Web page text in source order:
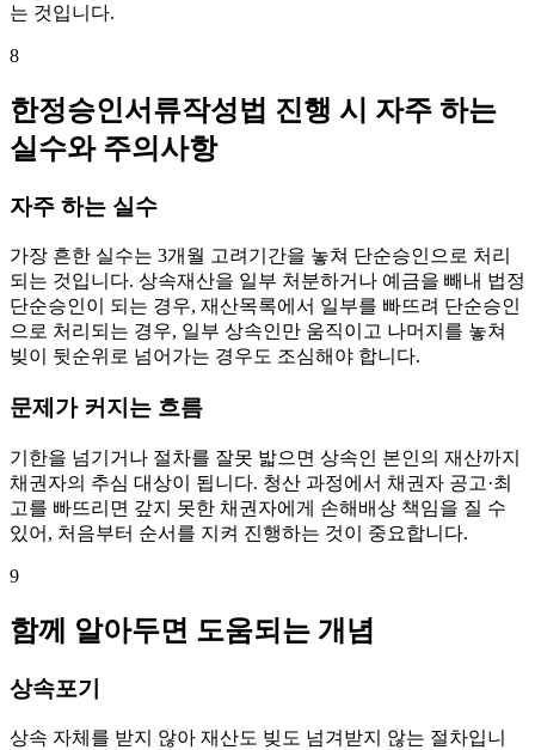
는 것입니다.
8
한정승인서류작성법 진행 시 자주 하는
실수와 주의사항
자주 하는 실수
가장 흔한 실수는 3개월 고려기간을 놓쳐 단순승인으로 처리
되는 것입니다. 상속재산을 일부 처분하거나 예금을 빼내 법정
단순승인이 되는 경우, 재산목록에서 일부를 빠뜨려 단순승인
으로 처리되는 경우, 일부 상속인만 움직이고 나머지를 놓쳐
빚이 뒷순위로 넘어가는 경우도 조심해야 합니다.
문제가 커지는 흐름
기한을 넘기거나 절차를 잘못 밟으면 상속인 본인의 재산까지
채권자의 추심 대상이 됩니다. 청산 과정에서 채권자 공고·최
고를 빠뜨리면 갚지 못한 채권자에게 손해배상 책임을 질 수
있어, 처음부터 순서를 지켜 진행하는 것이 중요합니다.
9
함께 알아두면 도움되는 개념
상속포기
상속 자체를 받지 않아 재산도 빚도 넘겨받지 않는 절차입니